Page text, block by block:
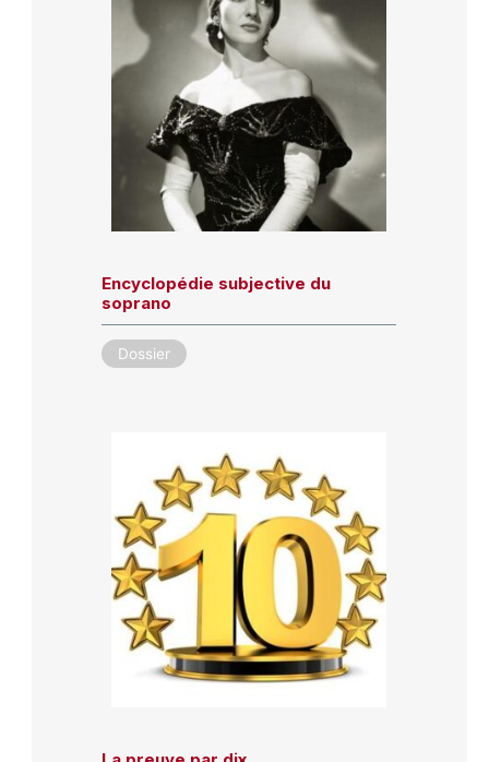
Encyclopédie subjective du
soprano
Dossier